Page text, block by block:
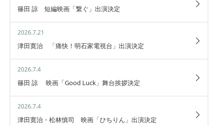
篠田 諒 短編映画「繋ぐ」出演決定
2026.7.21
津田寛治 「痛快！明石家電視台」出演決定
2026.7.4
篠田 諒 映画「Good Luck」舞台挨拶決定
2026.7.4
津田寛治・松林慎司 映画「ひちりん」出演決定